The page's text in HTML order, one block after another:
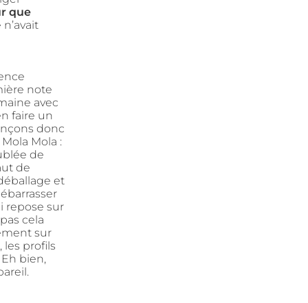
que
note
avec
faire un
donc
Mola :
de
de
et
repose sur
cela
sur
les profils
bien,